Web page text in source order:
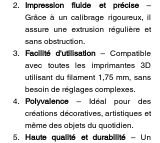
Impression fluide et précise –
Grâce à un calibrage rigoureux, il
assure une extrusion régulière et
sans obstruction.
Facilité d'utilisation – Compatible
avec toutes les imprimantes 3D
utilisant du filament 1,75 mm, sans
besoin de réglages complexes.
Polyvalence – Idéal pour des
créations décoratives, artistiques et
même des objets du quotidien.
Haute qualité et durabilité – Un